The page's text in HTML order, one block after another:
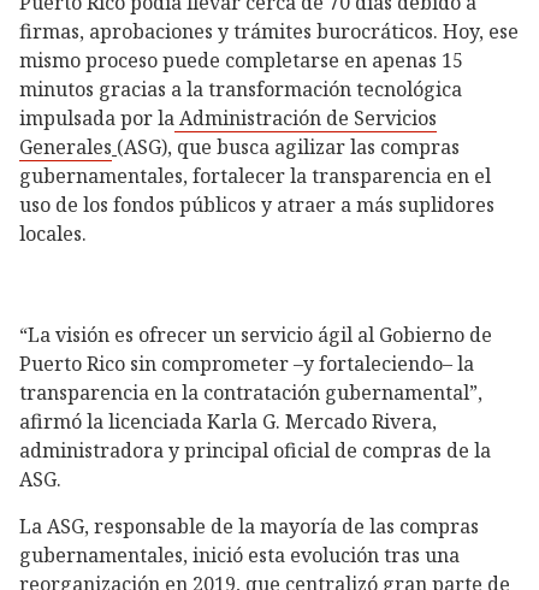
firmas, aprobaciones y trámites burocráticos. Hoy, ese
mismo proceso puede completarse en apenas 15
minutos gracias a la transformación tecnológica
impulsada por laAdministración de Servicios
Generales (ASG), que busca agilizar las compras
gubernamentales, fortalecer la transparencia en el
uso de los fondos públicos y atraer a más suplidores
locales.
“La visión es ofrecer un servicio ágil al Gobierno de
Puerto Rico sin comprometer –y fortaleciendo– la
transparencia en la contratación gubernamental”,
afirmó la licenciada Karla G. Mercado Rivera,
administradora y principal oficial de compras de la
ASG.
La ASG, responsable de la mayoría de las compras
gubernamentales, inició esta evolución tras una
reorganización en 2019, que centralizó gran parte de